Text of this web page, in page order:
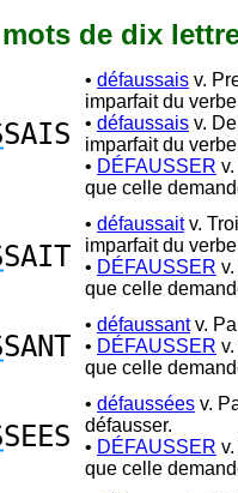
de dix
SAIS
• défaussais v.
imparfait du
• défaussais v.
imparfait du
• DÉFAUSSER
que celle
SAIT
• défaussaitv.
imparfait du
• DÉFAUSSER
que celle
SANT
• défaussantv.
• DÉFAUSSER
que celle
SEES
• défaussées v.
défausser.
• DÉFAUSSER
que celle